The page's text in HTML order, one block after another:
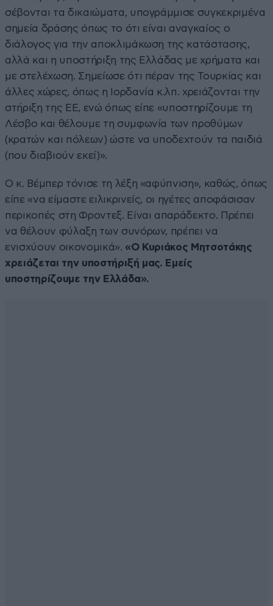
σέβονται τα δικαιώματα, υπογράμμισε συγκεκριμένα
σημεία δράσης όπως το ότι είναι αναγκαίος ο
διάλογος για την αποκλιμάκωση της κατάστασης,
αλλά και η υποστήριξη της Ελλάδας με χρήματα και
με στελέχωση. Σημείωσε ότι πέραν της Τουρκίας και
άλλες χώρες, όπως η Ιορδανία κ.λπ. χρειάζονται την
στήριξη της ΕΕ, ενώ όπως είπε «υποστηρίζουμε τη
Λέσβο και θέλουμε τη συμφωνία των προθύμων
(κρατών και πόλεων) ώστε να υποδεχτούν τα παιδιά
(που διαβιούν εκεί)».
Ο κ. Βέμπερ τόνισε τη λέξη «αφύπνιση», καθώς, όπως
είπε «να είμαστε ειλικρινείς, οι ηγέτες αποφάσισαν
περικοπές στη Φροντεξ. Είναι απαράδεκτο. Πρέπει
να θέλουν φύλαξη των συνόρων, πρέπει να
ενισχύουν οικονομικά». «Ο Κυριάκος Μητσοτάκης
χρειάζεται την υποστήριξή μας. Εμείς
υποστηρίζουμε την Ελλάδα».